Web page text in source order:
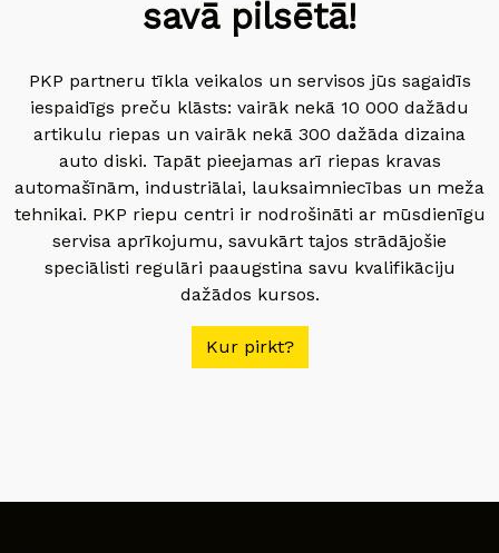
savā pilsētā!
PKP partneru tīkla veikalos un servisos jūs sagaidīs
iespaidīgs preču klāsts: vairāk nekā 10 000 dažādu
artikulu riepas un vairāk nekā 300 dažāda dizaina
auto diski. Tapāt pieejamas arī riepas kravas
automašīnām, industriālai, lauksaimniecības un meža
tehnikai. PKP riepu centri ir nodrošināti ar mūsdienīgu
servisa aprīkojumu, savukārt tajos strādājošie
speciālisti regulāri paaugstina savu kvalifikāciju
dažādos kursos.
Kur pirkt?